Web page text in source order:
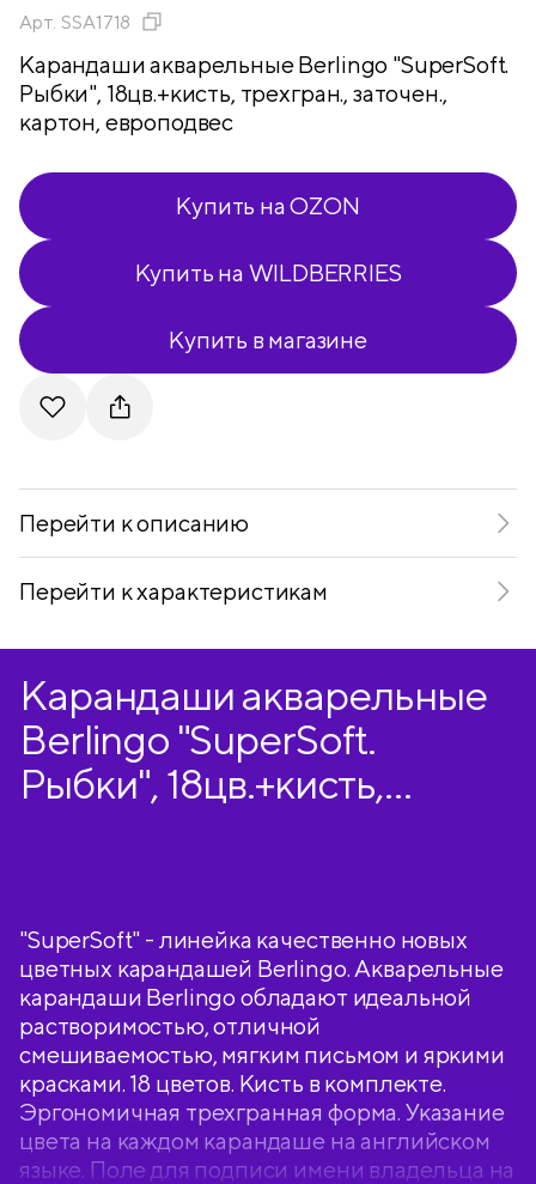
Арт. SSA1718
Карандаши акварельные Berlingo "SuperSoft.
Рыбки", 18цв.+кисть, трехгран., заточен.,
картон, европодвес
Купить на OZON
Купить на WILDBERRIES
Купить в магазине
Перейти к описанию
Перейти к характеристикам
Карандаши акварельные
Berlingo "SuperSoft.
Рыбки", 18цв.+кисть,
"SuperSoft" - линейка качественно новых
цветных карандашей Berlingo. Акварельные
карандаши Berlingo обладают идеальной
растворимостью, отличной
смешиваемостью, мягким письмом и яркими
красками. 18 цветов. Кисть в комплекте.
Эргономичная трехгранная форма. Указание
цвета на каждом карандаше на английском
языке. Поле для подписи имени владельца на